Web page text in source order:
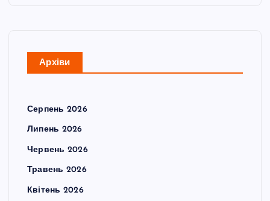
Архіви
Серпень 2026
Липень 2026
Червень 2026
Травень 2026
Квітень 2026